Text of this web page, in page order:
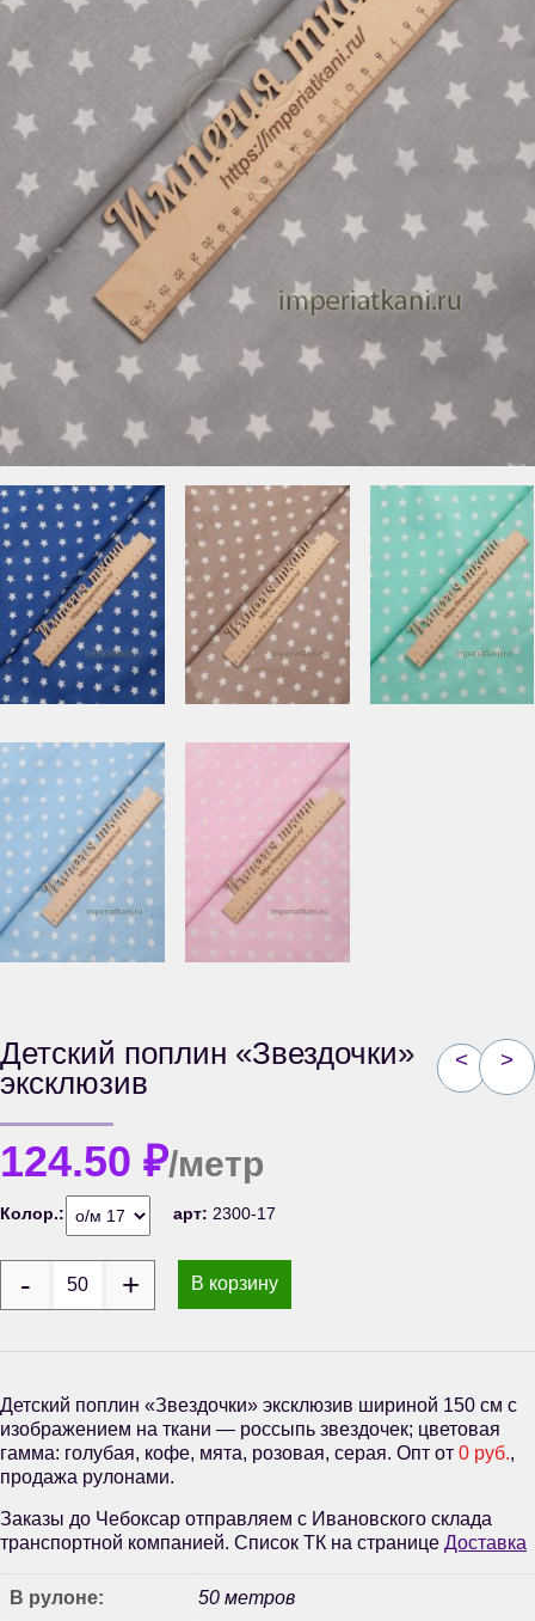
< >
Детский поплин «Звездочки»
эксклюзив
124.50 ₽/метр
Колор.: арт: 2300-17
В корзину
Детский поплин «Звездочки» эксклюзив шириной 150 см с
изображением на ткани — россыпь звездочек; цветовая
гамма: голубая, кофе, мята, розовая, серая. Опт от 0 руб.,
продажа рулонами.
Заказы до Чебоксар отправляем с Ивановского склада
транспортной компанией. Список ТК на странице Доставка
В рулоне: 50 метров